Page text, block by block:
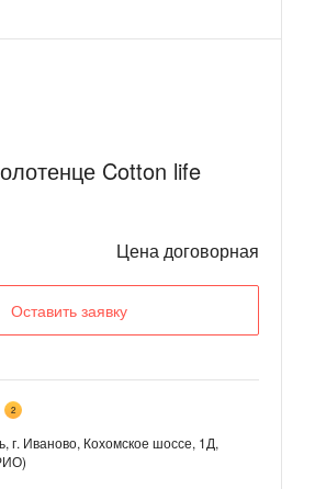
Cotton life
Цена договорная
Оставить заявку
2
г. Иваново, Кохомское шоссе, 1Д,